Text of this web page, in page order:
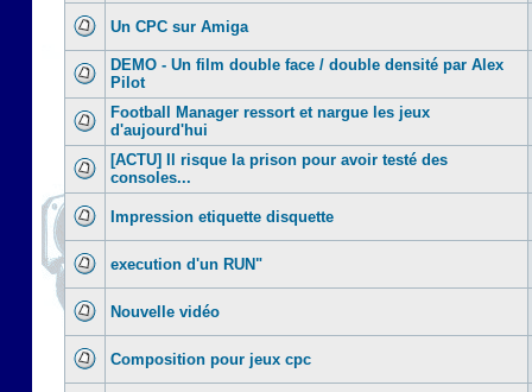
Un CPC sur Amiga
DEMO - Un film double face / double densité par Alex
Pilot
Football Manager ressort et nargue les jeux
d'aujourd'hui
[ACTU] Il risque la prison pour avoir testé des
consoles...
Impression etiquette disquette
execution d'un RUN"
Nouvelle vidéo
Composition pour jeux cpc